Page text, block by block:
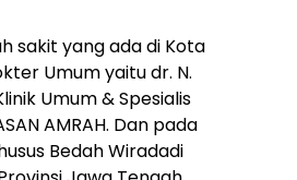
sakit yang ada di Kota
Umum yaitu dr. N.
Umum & Spesialis
AMRAH. Dan pada
Bedah Wiradadi